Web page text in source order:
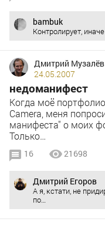
bambuk
Контролирует,
Дмитрий Музалёв
24.05.2007
недоманифест
Когда моё
Camera, меня
манифеста" о моих
Только…
16 21698
Дмитрий Егоров
А я, кстати, не
по…